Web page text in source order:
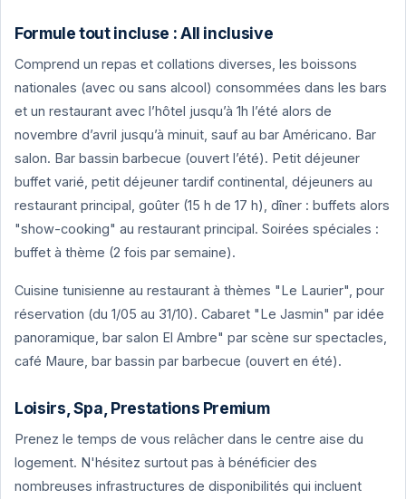
Formule tout incluse : All inclusive
Comprend un repas et collations diverses, les boissons
nationales (avec ou sans alcool) consommées dans les bars
et un restaurant avec l’hôtel jusqu’à 1h l’été alors de
novembre d’avril jusqu’à minuit, sauf au bar Américano. Bar
salon. Bar bassin barbecue (ouvert l’été). Petit déjeuner
buffet varié, petit déjeuner tardif continental, déjeuners au
restaurant principal, goûter (15 h de 17 h), dîner : buffets alors
"show-cooking" au restaurant principal. Soirées spéciales :
buffet à thème (2 fois par semaine).
Cuisine tunisienne au restaurant à thèmes "Le Laurier", pour
réservation (du 1/05 au 31/10). Cabaret "Le Jasmin" par idée
panoramique, bar salon El Ambre" par scène sur spectacles,
café Maure, bar bassin par barbecue (ouvert en été).
Loisirs, Spa, Prestations Premium
Prenez le temps de vous relâcher dans le centre aise du
logement. N'hésitez surtout pas à bénéficier des
nombreuses infrastructures de disponibilités qui incluent